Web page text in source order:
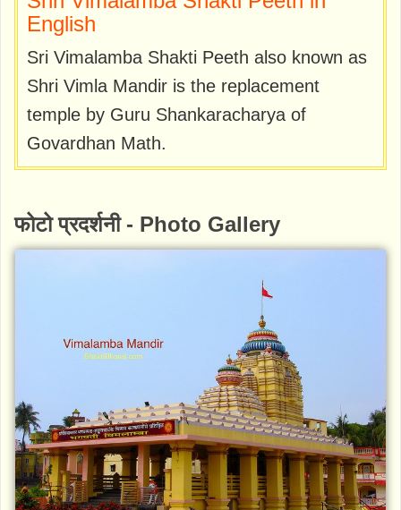
English
Sri Vimalamba Shakti Peeth also known as
Shri Vimla Mandir is the replacement
temple by Guru Shankaracharya of
Govardhan Math.
फोटो प्रदर्शनी - Photo Gallery